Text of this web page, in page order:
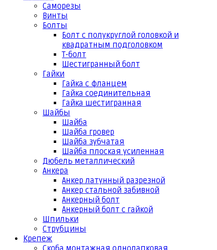
Саморезы
Винты
Болты
Болт с полукруглой головкой и
квадратным подголовком
Т-болт
Шестигранный болт
Гайки
Гайка с фланцем
Гайка соединительная
Гайка шестигранная
Шайбы
Шайба
Шайба гровер
Шайба зубчатая
Шайба плоская усиленная
Дюбель металлический
Анкера
Анкер латунный разрезной
Анкер стальной забивной
Анкерный болт
Анкерный болт с гайкой
Шпильки
Струбцины
Крепеж